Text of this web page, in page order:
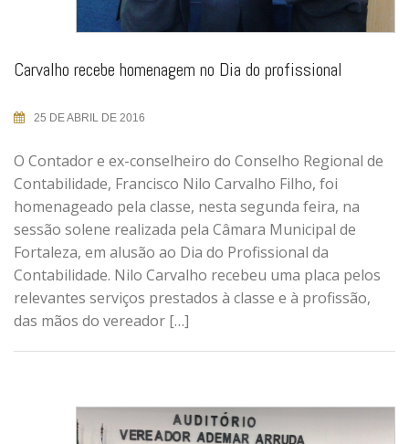
Carvalho recebe homenagem no Dia do profissional
25 DE ABRIL DE 2016
O Contador e ex-conselheiro do Conselho Regional de
Contabilidade, Francisco Nilo Carvalho Filho, foi
homenageado pela classe, nesta segunda feira, na
sessão solene realizada pela Câmara Municipal de
Fortaleza, em alusão ao Dia do Profissional da
Contabilidade. Nilo Carvalho recebeu uma placa pelos
relevantes serviços prestados à classe e à profissão,
das mãos do vereador […]